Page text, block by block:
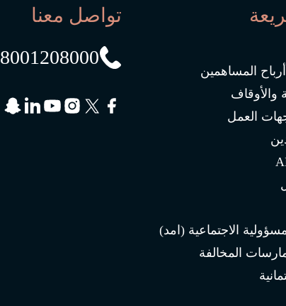
المساهمين
والأوقاف
العمل
الاجتماعية (امد)
المخالفة
تواصل معنا
8001208000